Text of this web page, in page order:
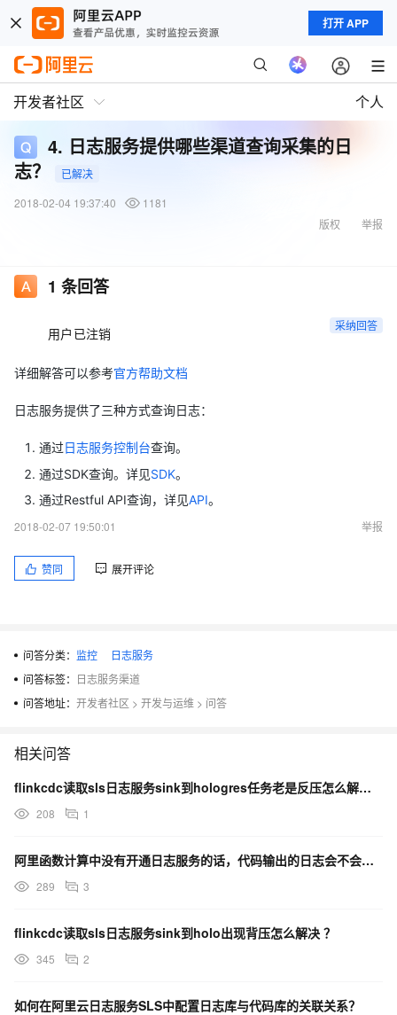
打开 APP
开发者社区 个人
4. 日志服务提供哪些渠道查询采集的日
志？
已解决
2018-02-04 19:37:40
1181
举报
版权
1 条回答
用户已注销 采纳回答
详细解答可以参考官方帮助文档
日志服务提供了三种方式查询日志：
通过日志服务控制台查询。
通过SDK查询。详见SDK。
通过Restful API查询，详见API。
2018-02-07 19:50:01
举报
赞同 展开评论
问答分类： 监控
日志服务
问答标签： 日志服务渠道
问答地址： 开发者社区 > 开发与运维 > 问答
相关问答
flinkcdc读取sls日志服务sink到hologres任务老是反压怎么解决 有好的方法嘛？
208 1
阿里函数计算中没有开通日志服务的话，代码输出的日志会不会保留，有没有方法能看到啊？
289 3
flinkcdc读取sls日志服务sink到holo出现背压怎么解决 ？
345 2
如何在阿里云日志服务SLS中配置日志库与代码库的关联关系？